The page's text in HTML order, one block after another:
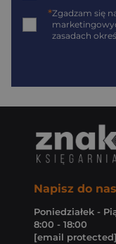
*Zgadzam się
zasadach
Napisz do nas
Poniedziałek -
8:00 - 18:00
[email protected]